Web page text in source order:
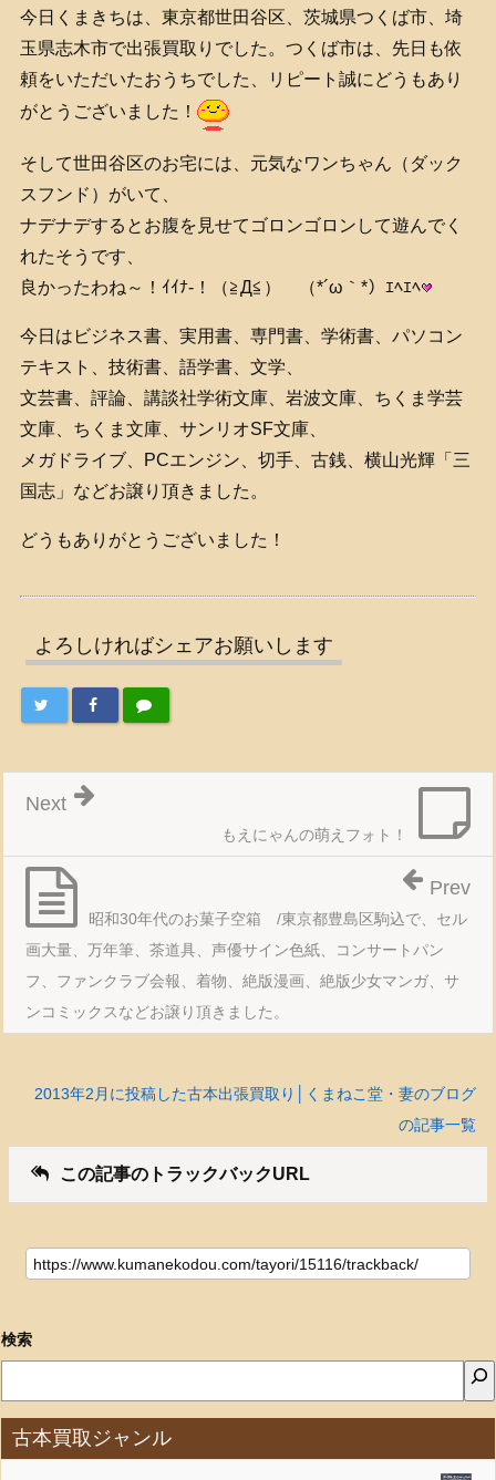
今日くまきちは、東京都世田谷区、茨城県つくば市、埼
玉県志木市で出張買取りでした。つくば市は、先日も依
頼をいただいたおうちでした、リピート誠にどうもあり
がとうございました！
そして世田谷区のお宅には、元気なワンちゃん（ダック
スフンド）がいて、
ナデナデするとお腹を見せてゴロンゴロンして遊んでく
れたそうです、
良かったわね～！ｲｲﾅ-！（≧Д≦） （*´ω｀*）ｴﾍｴﾍ
今日はビジネス書、実用書、専門書、学術書、パソコン
テキスト、技術書、語学書、文学、
文芸書、評論、講談社学術文庫、岩波文庫、ちくま学芸
文庫、ちくま文庫、サンリオSF文庫、
メガドライブ、PCエンジン、切手、古銭、横山光輝「三
国志」などお譲り頂きました。
どうもありがとうございました！
よろしければシェアお願いします
もえにゃんの萌えフォト！
Next
昭和30年代のお菓子空箱 /東京都豊島区駒込で、セル
画大量、万年筆、茶道具、声優サイン色紙、コンサートパン
フ、ファンクラブ会報、着物、絶版漫画、絶版少女マンガ、サ
ンコミックスなどお譲り頂きました。
Prev
2013年2月に投稿した古本出張買取り│くまねこ堂・妻のブログ
の記事一覧
この記事のトラックバックURL
検索
古本買取ジャンル